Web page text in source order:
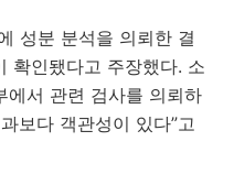
성분 분석을 의뢰한 결
확인됐다고 주장했다. 소
에서 관련 검사를 의뢰하
보다 객관성이 있다”고